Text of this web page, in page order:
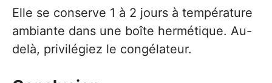
Elle se conserve 1 à 2 jours à température
ambiante dans une boîte hermétique. Au-
delà, privilégiez le congélateur.